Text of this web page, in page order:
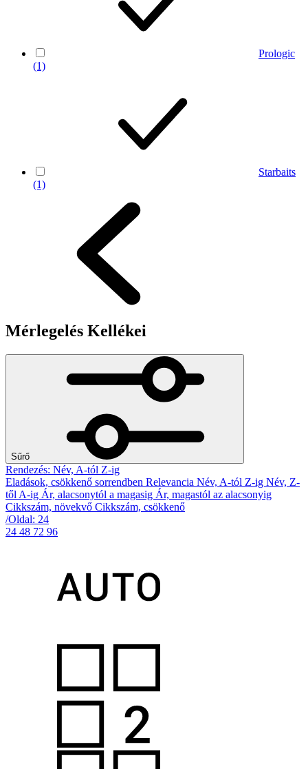
Prologic
(1)
Starbaits
(1)
Mérlegelés Kellékei
Sűrő
Rendezés: Név, A-tól Z-ig
Eladások, csökkenő sorrendben Relevancia Név, A-tól Z-ig Név, Z-
től A-ig Ár, alacsonytól a magasig Ár, magastól az alacsonyig
Cikkszám, növekvő Cikkszám, csökkenő
/Oldal: 24
24 48 72 96